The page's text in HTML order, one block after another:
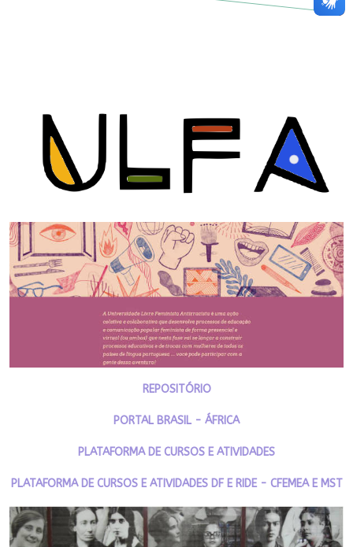
REPOSITÓRIO
PORTAL BRASIL - ÁFRICA
PLATAFORMA DE CURSOS E ATIVIDADES
PLATAFORMA DE CURSOS E ATIVIDADES DF E RIDE - CFEMEA E MST